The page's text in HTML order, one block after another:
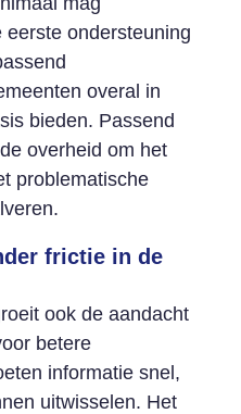
ondersteuning
overal in
bieden. Passend
overheid om het
problematische
frictie in de
ook de aandacht
betere
informatie snel,
uitwisselen. Het